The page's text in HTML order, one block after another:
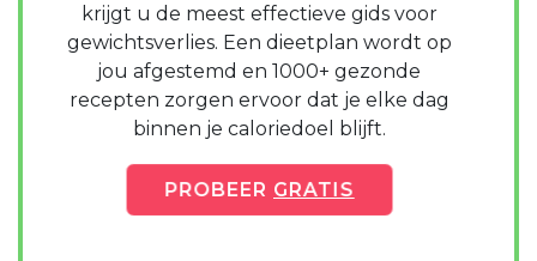
krijgt u de meest effectieve gids voor
gewichtsverlies. Een dieetplan wordt op
jou afgestemd en 1000+ gezonde
recepten zorgen ervoor dat je elke dag
binnen je caloriedoel blijft.
PROBEER GRATIS